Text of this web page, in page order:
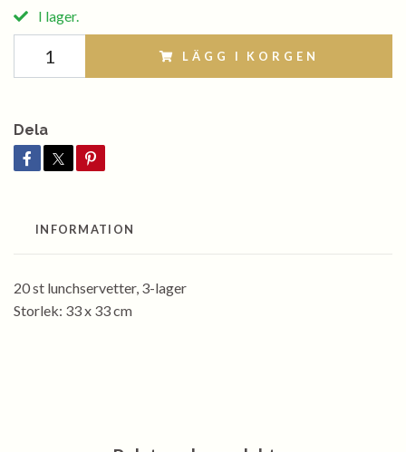
I lager.
LÄGG I KORGEN
Dela
INFORMATION
20 st lunchservetter, 3-lager
Storlek: 33 x 33 cm